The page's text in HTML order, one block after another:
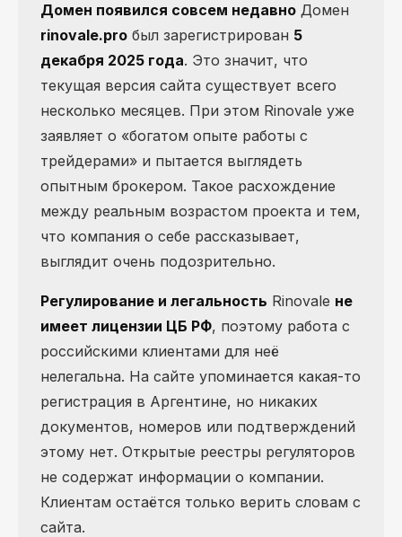
Домен появился совсем недавно Домен
rinovale.pro был зарегистрирован 5
декабря 2025 года. Это значит, что
текущая версия сайта существует всего
несколько месяцев. При этом Rinovale уже
заявляет о «богатом опыте работы с
трейдерами» и пытается выглядеть
опытным брокером. Такое расхождение
между реальным возрастом проекта и тем,
что компания о себе рассказывает,
выглядит очень подозрительно.
Регулирование и легальность Rinovale не
имеет лицензии ЦБ РФ, поэтому работа с
российскими клиентами для неё
нелегальна. На сайте упоминается какая-то
регистрация в Аргентине, но никаких
документов, номеров или подтверждений
этому нет. Открытые реестры регуляторов
не содержат информации о компании.
Клиентам остаётся только верить словам с
сайта.